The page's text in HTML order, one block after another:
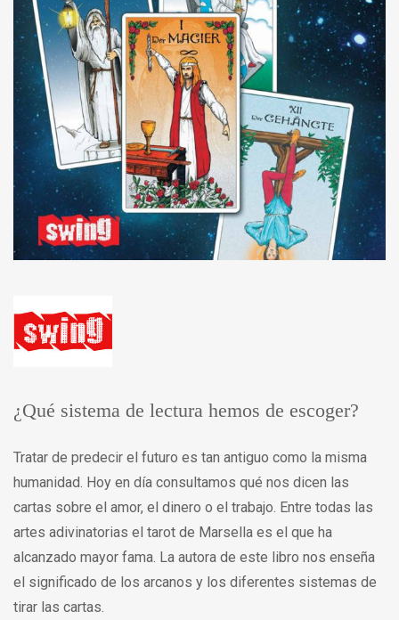
¿Qué sistema de lectura hemos de escoger?
Tratar de predecir el futuro es tan antiguo como la misma
humanidad. Hoy en día consultamos qué nos dicen las
cartas sobre el amor, el dinero o el trabajo. Entre todas las
artes adivinatorias el tarot de Marsella es el que ha
alcanzado mayor fama. La autora de este libro nos enseña
el significado de los arcanos y los diferentes sistemas de
tirar las cartas.